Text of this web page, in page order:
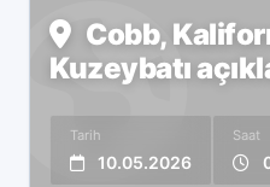
Cobb,
Kuzeybatı
Tarih
10.05.2026
Saat